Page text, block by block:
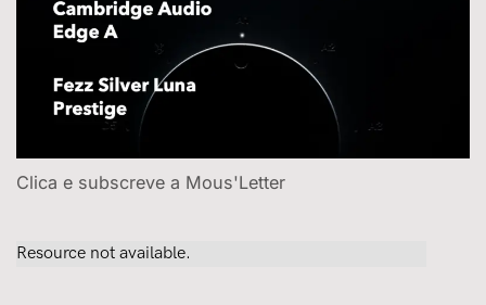
Clica e subscreve a Mous'Letter